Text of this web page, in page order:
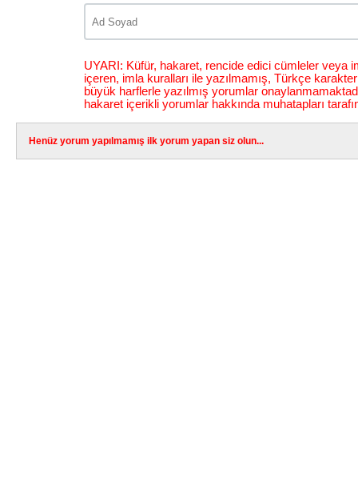
UYARI: Küfür, hakaret, rencide edici cümleler veya
içeren, imla kuralları ile yazılmamış, Türkçe
büyük harflerle yazılmış yorumlar
hakaret içerikli yorumlar hakkında muhatapları
Henüz yorum yapılmamış ilk yorum yapan siz olun...